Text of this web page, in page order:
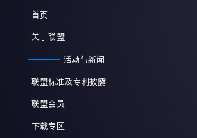
首页
关于联盟
活动与新闻
联盟标准及专利披露
联盟会员
下载专区